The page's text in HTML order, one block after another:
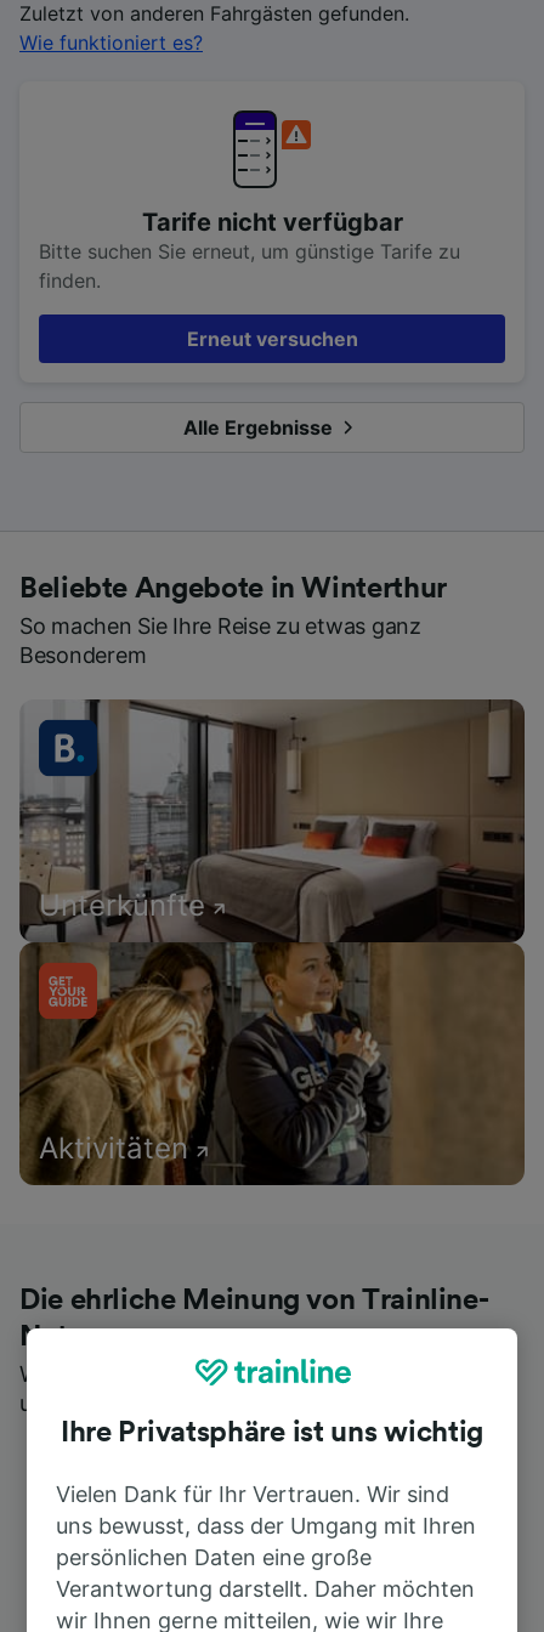
Zuletzt von anderen Fahrgästen gefunden.
Wie funktioniert es?
Tarife nicht verfügbar
Bitte suchen Sie erneut, um günstige Tarife zu
finden.
Erneut versuchen
Alle Ergebnisse
Beliebte Angebote in Winterthur
So machen Sie Ihre Reise zu etwas ganz
Besonderem
Unterkünfte
Aktivitäten
Die ehrliche Meinung von Trainline-
Nutzern
Wer könnte Ihnen besseres Feedback geben als
unsere Kunden selbst?
Ihre Privatsphäre ist uns wichtig
Vielen Dank für Ihr Vertrauen. Wir sind
uns bewusst, dass der Umgang mit Ihren
persönlichen Daten eine große
Verantwortung darstellt. Daher möchten
wir Ihnen gerne mitteilen, wie wir Ihre